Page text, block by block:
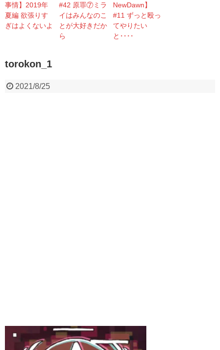
事情】2019年
夏編 欲張りす
ぎはよくないよ
#42 原罪⑦ミラ
イはみんなのこ
とが大好きだか
ら
NewDawn】
#11 ずっと殴っ
てやりたい
と････
torokon_1
2021/8/25